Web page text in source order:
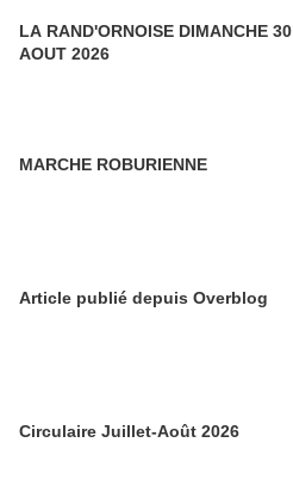
LA RAND'ORNOISE DIMANCHE 30
AOUT 2026
MARCHE ROBURIENNE
Article publié depuis Overblog
Circulaire Juillet-Août 2026